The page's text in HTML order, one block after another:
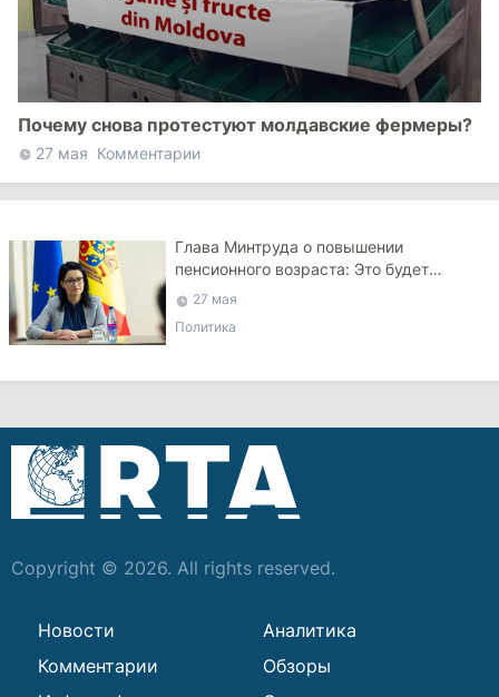
Почему снова протестуют молдавские фермеры?
27 мая Комментарии
Глава Минтруда о повышении
пенсионного возраста: Это будет
национальное решение
27 мая
Политика
Copyright © 2026. All rights reserved.
Новости
Аналитика
Комментарии
Обзоры